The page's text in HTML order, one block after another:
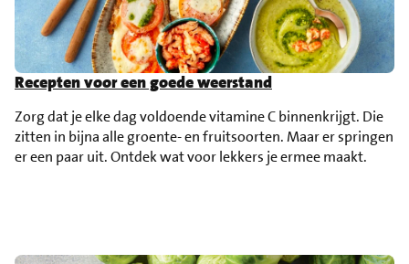
Recepten voor een goede weerstand
Zorg dat je elke dag voldoende vitamine C binnenkrijgt. Die
zitten in bijna alle groente- en fruitsoorten. Maar er springen
er een paar uit. Ontdek wat voor lekkers je ermee maakt.